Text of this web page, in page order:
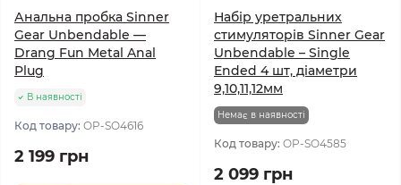
Анальна пробка Sinner
Gear Unbendable —
Drang Fun Metal Anal
Plug
В наявності
Код товару: OP-SO4616
2 199 грн
Набір уретральних
стимуляторів Sinner Gear
Unbendable – Single
Ended 4 шт, діаметри
9,10,11,12мм
Немає в наявності
Код товару: OP-SO4585
2 099 грн